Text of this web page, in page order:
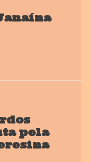
pela